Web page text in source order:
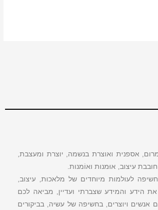
אספנית ואוצרת בנשמה, יוצרת ומעצבת,
חובבת עיצוב, אוּמנות ואוֹמנות.
לעולמות מיוחדים של מלאכות, עיצוב,
את הידע והמידע שצברתי ועדיין, מביאה לכם
אנשים ויוצרים, בחשיפה של עשיה, בביקורים